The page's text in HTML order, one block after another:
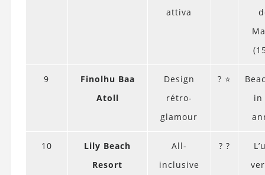
attiva
9
Finolhu Baa
Atoll
Design
rétro-
glamour
? ⭐
in
10
Lily Beach
Resort
All-
inclusive
? ?